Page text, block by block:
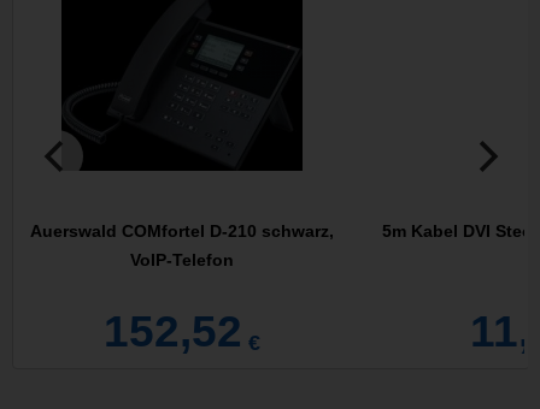
Auerswald COMfortel D-210 schwarz,
VoIP-Telefon
152,52 €
5m Kabel DVI